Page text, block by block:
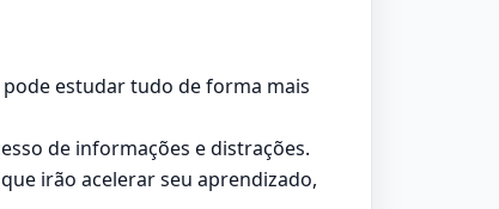
estudar tudo de forma mais
de informações e distrações.
irão acelerar seu aprendizado,